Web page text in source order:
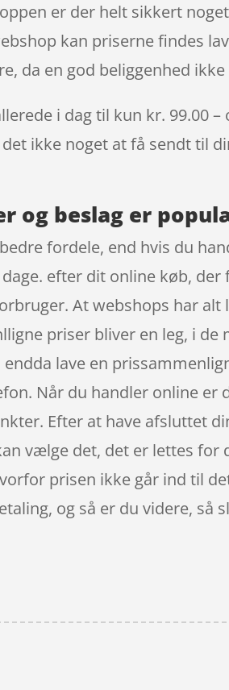
er der helt sikkert
kan priserne findes
da en god beliggenhed
i dag til kun kr. 99.00
ikke noget at få sendt til
og beslag er
fordele, end hvis du
efter dit online køb, der
At webshops har alt
priser bliver en leg, i de
lave en
Når du handler online er
Efter at have afsluttet
vælge det, det er lettes for
prisen ikke går ind til
og så er du videre,